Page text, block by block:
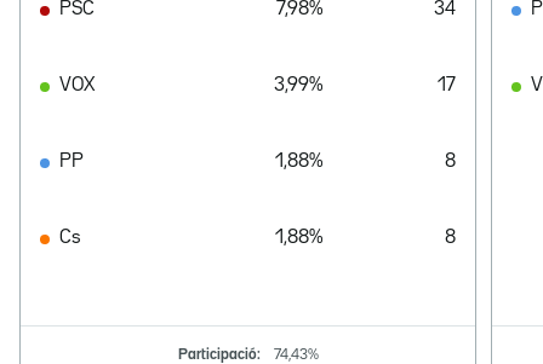
PSC 7,98% 34
VOX 3,99% 17
PP 1,88% 8
Cs 1,88% 8
Participació: 74,43%